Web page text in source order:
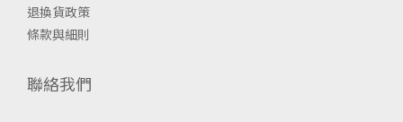
退換貨政策
條款與細則
聯絡我們